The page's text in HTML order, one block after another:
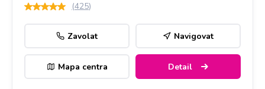
(425)
Zavolat Navigovat
Mapa centra Detail